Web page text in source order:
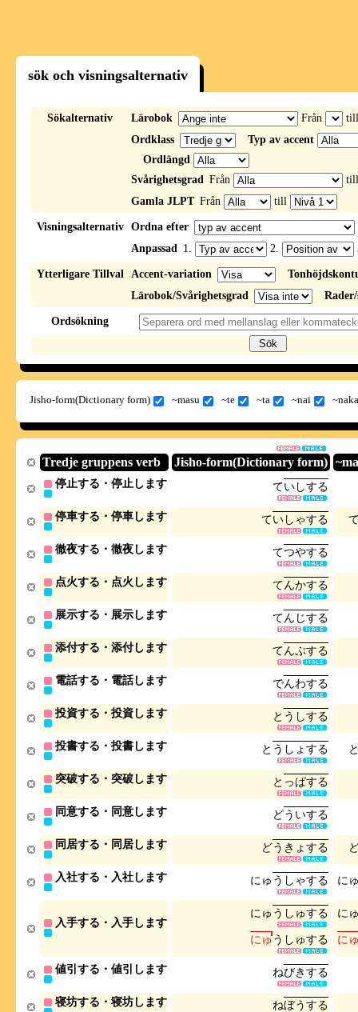
sök och visningsalternativ
Sökalternativ Lärobok Från
Ordklass
Typ av accent
Ordlängd
Svårighetsgrad Från
Gamla JLPT Från till
Visningsalternativ
Ordna efter
Anpassad 1. 2.
Ytterligare Tillval Accent-variation
Lärobok/Svårighetsgrad
Ordsökning
Jisho-form(Dictionary form) ~masu ~te ~ta ~nai
Tredje gruppens verb Jisho-form(Dictionary form)
停止する・停止します ていしする
停車する・停車します ていし ゃする
徹夜する・徹夜します てつやする
点火する・点火します てんかする
展示する・展示します てん じする
添付する・添付します てんぷする
電話する・電話します でんわする
投資する・投資します と う しする
投書する・投書します と う し ょする
突破する・突破します と っぱする
同意する・同意します どう いする
同居する・同居します どう き ょする
入社する・入社します に ゅ う し ゃする に
入手する・入手します
に ゅ う し ゅする
に ゅう し ゅする
に
に
値引する・値引します ねびきする
寝坊する・寝坊します ねぼうする